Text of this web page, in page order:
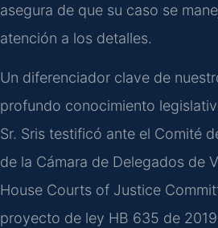
asegura de que su caso se
atención a los detalles.
Un diferenciador clave de
profundo conocimiento
Sr. Sris testificó ante el Comité
de la Cámara de Delegados de
House Courts of Justice
proyecto de ley HB 635 de